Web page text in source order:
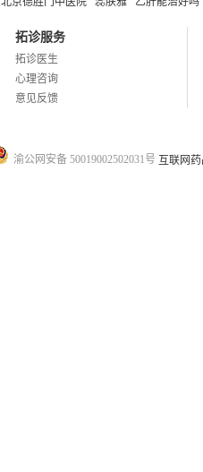
拓诊服务
拓诊医生
心理咨询
意见反馈
渝公网安备 50019002502031号 互联网